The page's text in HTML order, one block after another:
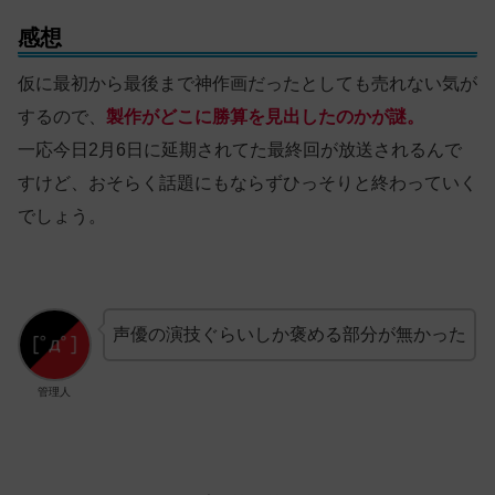
感想
仮に最初から最後まで神作画だったとしても売れない気が
するので、 製作がどこに勝算を見出したのかが謎。
一応今日2月6日に延期されてた最終回が放送されるんで
すけど、おそらく話題にもならずひっそりと終わっていく
でしょう。
管理人
声優の演技ぐらいしか褒める部分が無かった